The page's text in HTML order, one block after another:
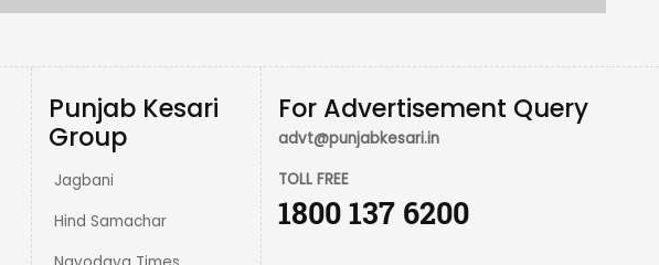
Punjab Kesari
Group
Jagbani
Hind Samachar
For Advertisement Query
advt@punjabkesari.in
TOLL FREE
1800 137 6200